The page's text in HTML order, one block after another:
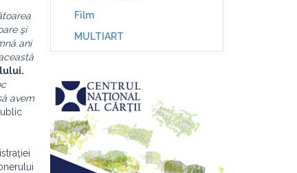
şi
ani
avem
Film
MULTIART